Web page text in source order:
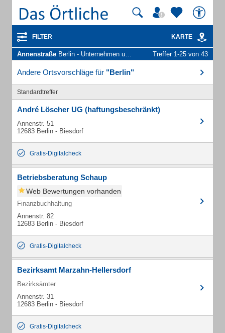
FILTER KARTE
Annenstraße Berlin - Unternehmen und Personen Treffer 1-25 von 43
Andere Ortsvorschläge für "Berlin"
Standardtreffer
André Löscher UG (haftungsbeschränkt)
Annenstr. 51
12683 Berlin - Biesdorf
Gratis-Digitalcheck
Betriebsberatung Schaup
Web Bewertungen vorhanden
Finanzbuchhaltung
Annenstr. 82
12683 Berlin - Biesdorf
Gratis-Digitalcheck
Bezirksamt Marzahn-Hellersdorf
Bezirksämter
Annenstr. 31
12683 Berlin - Biesdorf
Gratis-Digitalcheck